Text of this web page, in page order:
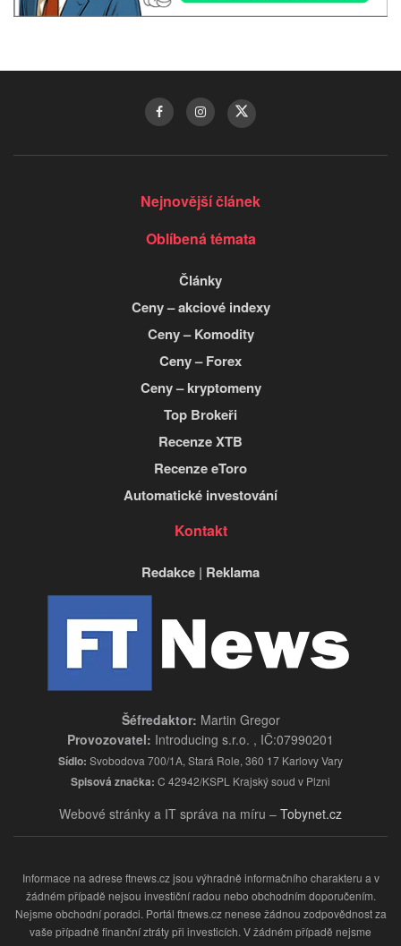
Nejnovější článek
Oblíbená témata
Články
Ceny – akciové indexy
Ceny – Komodity
Ceny – Forex
Ceny – kryptomeny
Top Brokeři
Recenze XTB
Recenze eToro
Automatické investování
Kontakt
Redakce | Reklama
Šéfredaktor: Martin Gregor
Provozovatel: Introducing s.r.o. , IČ:07990201
Sídlo: Svobodova 700/1A, Stará Role, 360 17 Karlovy Vary
Spisová značka: C 42942/KSPL Krajský soud v Plzni
Webové stránky a IT správa na míru – Tobynet.cz
Informace na adrese ftnews.cz jsou výhradně informačního charakteru a v
žádném případě nejsou investiční radou nebo obchodním doporučením.
Nejsme obchodní poradci. Portál ftnews.cz nenese žádnou zodpovědnost za
vaše případně finanční ztráty při investicích. V žádném případě nejsme